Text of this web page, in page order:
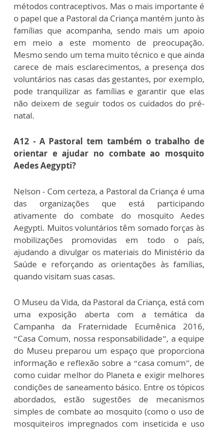
métodos contraceptivos. Mas o mais importante é
o papel que a Pastoral da Criança mantém junto às
famílias que acompanha, sendo mais um apoio
em meio a este momento de preocupação.
Mesmo sendo um tema muito técnico e que ainda
carece de mais esclarecimentos, a presença dos
voluntários nas casas das gestantes, por exemplo,
pode tranquilizar as famílias e garantir que elas
não deixem de seguir todos os cuidados do pré-
natal.
A12 - A Pastoral tem também o trabalho de
orientar e ajudar no combate ao mosquito
Aedes Aegypti?
Nelson - Com certeza, a Pastoral da Criança é uma
das organizações que está participando
ativamente do combate do mosquito Aedes
Aegypti. Muitos voluntários têm somado forças às
mobilizações promovidas em todo o país,
ajudando a divulgar os materiais do Ministério da
Saúde e reforçando as orientações às famílias,
quando visitam suas casas.
O Museu da Vida, da Pastoral da Criança, está com
uma exposição aberta com a temática da
Campanha da Fraternidade Ecumênica 2016,
“Casa Comum, nossa responsabilidade”, a equipe
do Museu preparou um espaço que proporciona
informação e reflexão sobre a “casa comum”, de
como cuidar melhor do Planeta e exigir melhores
condições de saneamento básico. Entre os tópicos
abordados, estão sugestões de mecanismos
simples de combate ao mosquito (como o uso de
mosquiteiros impregnados com inseticida e uso